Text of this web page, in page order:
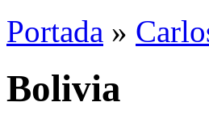
Portada »
Bolivia